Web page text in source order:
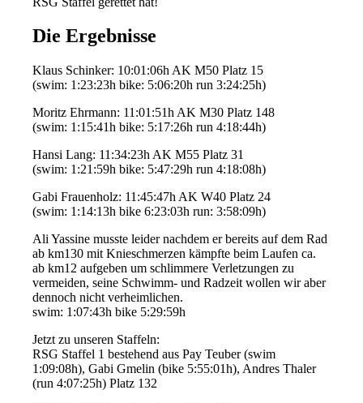
Die Ergebnisse
Klaus Schinker: 10:01:06h AK M50 Platz 15
(swim: 1:23:23h bike: 5:06:20h run 3:24:25h)
Moritz Ehrmann: 11:01:51h AK M30 Platz 148
(swim: 1:15:41h bike: 5:17:26h run 4:18:44h)
Hansi Lang: 11:34:23h AK M55 Platz 31
(swim: 1:21:59h bike: 5:47:29h run 4:18:08h)
Gabi Frauenholz: 11:45:47h AK W40 Platz 24
(swim: 1:14:13h bike 6:23:03h run: 3:58:09h)
Ali Yassine musste leider nachdem er bereits auf dem Rad
ab km130 mit Knieschmerzen kämpfte beim Laufen ca.
ab km12 aufgeben um schlimmere Verletzungen zu
vermeiden, seine Schwimm- und Radzeit wollen wir aber
dennoch nicht verheimlichen.
swim: 1:07:43h bike 5:29:59h
Jetzt zu unseren Staffeln:
RSG Staffel 1 bestehend aus Pay Teuber (swim
1:09:08h), Gabi Gmelin (bike 5:55:01h), Andres Thaler
(run 4:07:25h) Platz 132